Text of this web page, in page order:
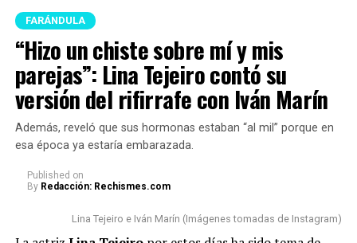
Kris R y Westcol (Imagen tomada de YouTube)
Para este caso, el novio de Luisa Castrole preguntó al
rapero si, en caso de que las cosas trascendieran con
ella, pensaría hacerla firmar capitulaciones para
salvaguardar su patrimonio.
“¿Las capitulaciones qué?
¿Usted cómo va ahí? ¿Va a
FARÁNDULA
“Hizo un chiste sobre mí y mis
parejas”: Lina Tejeiro contó su
versión del rifirrafe con Iván Marín
Además, reveló que sus hormonas estaban “al mil” porque en
esa época ya estaría embarazada.
Published on
By Redacción: Rechismes.com
Lina Tejeiro e Iván Marín (Imágenes tomadas de Instagram)